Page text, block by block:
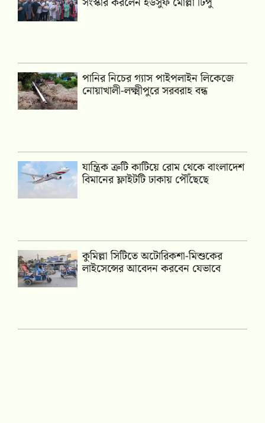
পানির নিচের গ্যাস পাইপলাইন লিকেজে
নোয়াখালী-লক্ষ্মীপুরে সরবরাহ বন্ধ
যান্ত্রিক ত্রুটি কাটিয়ে রোম থেকে বাংলাদেশ
বিমানের ফ্লাইটটি ঢাকায় পৌঁছেছে
কুমিল্লা সিটিতে অটোরিকশা-মিশুকের
লাইসেন্সের আবেদন করবেন যেভাবে